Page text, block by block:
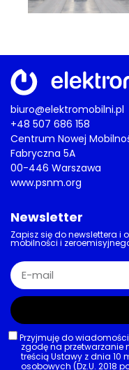
biuro@elektromobilni.pl
+48 507 686 158
Centrum Nowej
Fabryczna 5A
00-446 Warszawa
www.psnm.org
Newsletter
Zapisz się do newslettera i
mobilności i
Przyjmuję do
zgodę na
treścią Ustawy z dnia 10
osobowych (Dz.U. 2018